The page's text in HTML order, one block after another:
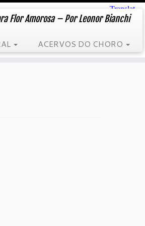
Flor Amorosa – Por Leonor Bianchi
ACERVOS DO CHORO